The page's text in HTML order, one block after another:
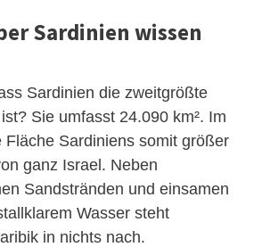
Sardinien wissen
Sardinien die zweitgrößte
Sie umfasst 24.090 km². Im
Fläche Sardiniens somit größer
ganz Israel. Neben
Sandstränden und einsamen
Wasser steht
in nichts nach.